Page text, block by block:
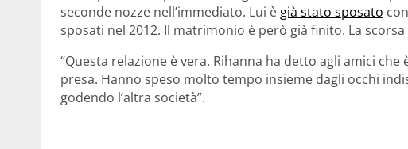
seconde nozze nell’immediato. Lui è già stato sposato
sposati nel 2012. Il matrimonio è però già finito. La
“Questa relazione è vera. Rihanna ha detto agli amici
presa. Hanno speso molto tempo insieme dagli occhi
godendo l’altra società”.